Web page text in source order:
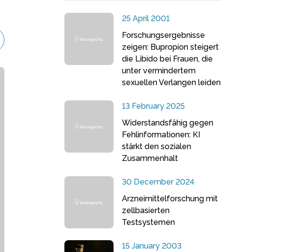
25 April 2001
Forschungsergebnisse
zeigen: Bupropion steigert
die Libido bei Frauen, die
unter vermindertem
sexuellen Verlangen leiden
13 February 2025
Widerstandsfähig gegen
Fehlinformationen: KI
stärkt den sozialen
Zusammenhalt
30 December 2024
Arzneimittelforschung mit
zellbasierten
Testsystemen
15 January 2003